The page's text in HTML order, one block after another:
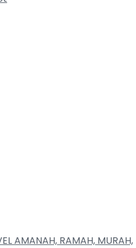
AMANAH, RAMAH, MURAH,